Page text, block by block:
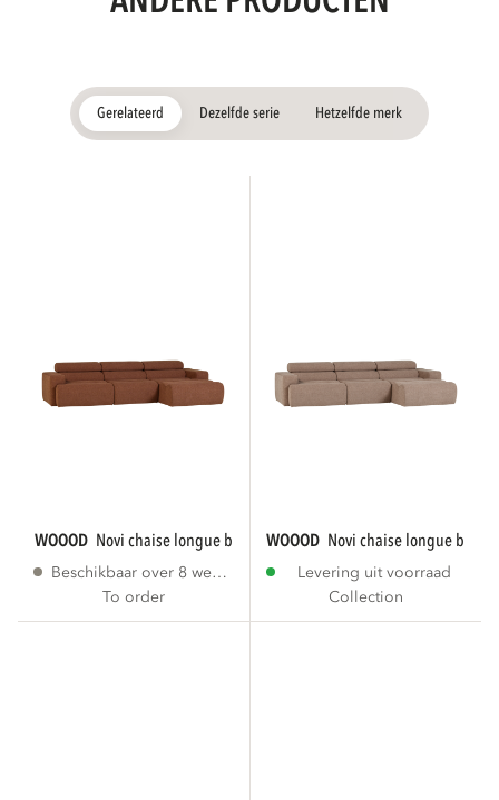
Gerelateerd Dezelfde serie Hetzelfde merk
WOOOD novi chaise longue bank rechts bouclé...
Beschikbaar over 8 weken
To order
WOOOD novi chaise longue bank
Levering uit voorraad
Collection